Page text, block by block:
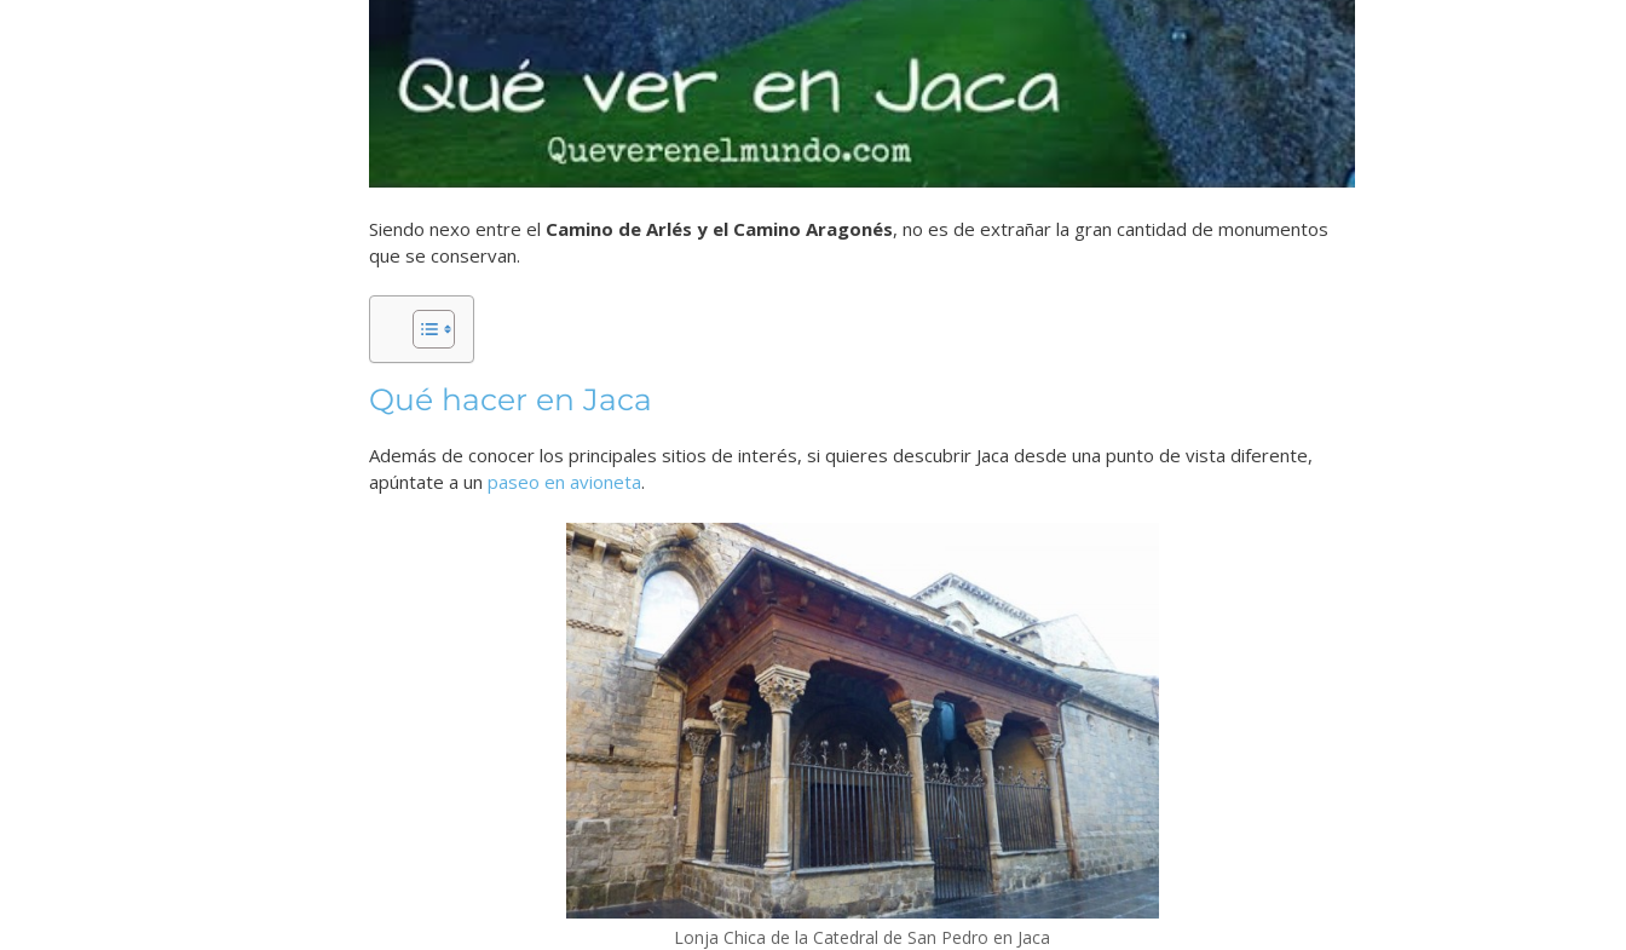
Siendo nexo entre el Camino de Arlés y el Camino Aragonés, no es de extrañar la gran cantidad de monumentos
que se conservan.
Qué hacer en Jaca
Además de conocer los principales sitios de interés, si quieres descubrir Jaca desde una punto de vista diferente,
apúntate a un paseo en avioneta.
Lonja Chica de la Catedral de San Pedro en Jaca